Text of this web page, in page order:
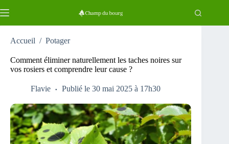
au
Accueil / Potager
Comment éliminer naturellement les taches noires sur
vos rosiers et comprendre leur cause ?
Flavie Publié le 30 mai 2025 à 17h30